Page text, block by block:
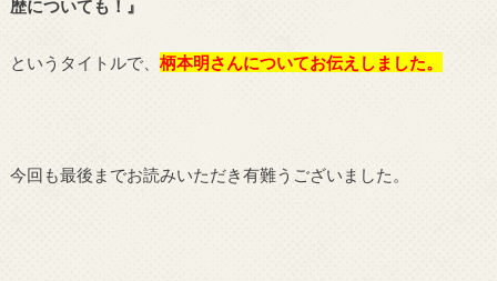
歴についても！』
というタイトルで、 柄本明さんについてお伝えしました。
今回も最後までお読みいただき有難うございました。